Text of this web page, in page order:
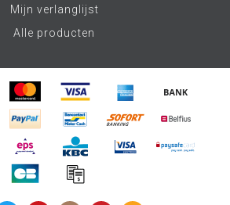
Mijn verlanglijst
Alle producten